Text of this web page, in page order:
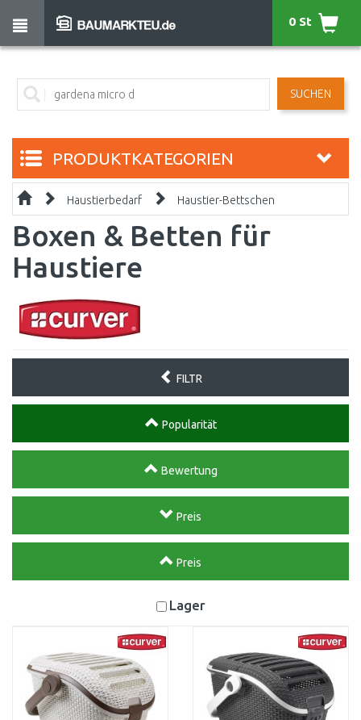
SUCHEN
0 St
PRODUKTKATEGORIEN
Haustierbedarf Haustier-Bettschen
Boxen & Betten für
Haustiere
FILTR
Popularität
Bewertung
Preis
Preis
Lager